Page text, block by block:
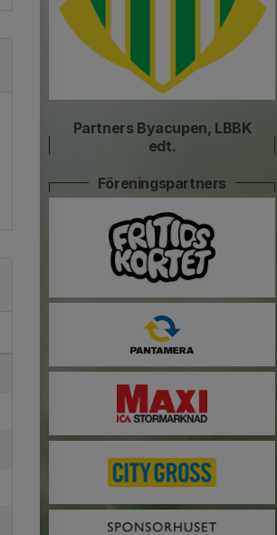
Partners Byacupen, LBBK
edt.
Föreningspartners